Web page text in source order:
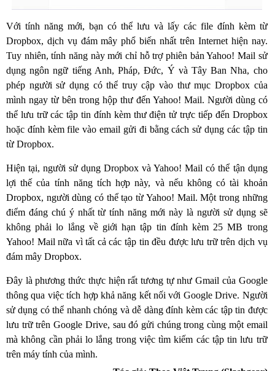
Với tính năng mới, bạn có thể lưu và lấy các file đính kèm từ
Dropbox, dịch vụ đám mây phổ biến nhất trên Internet hiện nay.
Tuy nhiên, tính năng này mới chỉ hỗ trợ phiên bản Yahoo! Mail sử
dụng ngôn ngữ tiếng Anh, Pháp, Đức, Ý và Tây Ban Nha, cho
phép người sử dụng có thể truy cập vào thư mục Dropbox của
mình ngay từ bên trong hộp thư đến Yahoo! Mail. Người dùng có
thể lưu trữ các tập tin đính kèm thư điện tử trực tiếp đến Dropbox
hoặc đính kèm file vào email gửi đi bằng cách sử dụng các tập tin
từ Dropbox.
Hiện tại, người sử dụng Dropbox và Yahoo! Mail có thể tận dụng
lợi thế của tính năng tích hợp này, và nếu không có tài khoản
Dropbox, người dùng có thể tạo từ Yahoo! Mail. Một trong những
điểm đáng chú ý nhất từ tính năng mới này là người sử dụng sẽ
không phải lo lắng về giới hạn tập tin đính kèm 25 MB trong
Yahoo! Mail nữa vì tất cả các tập tin đều được lưu trữ trên dịch vụ
đám mây Dropbox.
Đây là phương thức thực hiện rất tương tự như Gmail của Google
thông qua việc tích hợp khả năng kết nối với Google Drive. Người
sử dụng có thể nhanh chóng và dễ dàng đính kèm các tập tin được
lưu trữ trên Google Drive, sau đó gửi chúng trong cùng một email
mà không cần phải lo lắng trong việc tìm kiếm các tập tin lưu trữ
trên máy tính của mình.